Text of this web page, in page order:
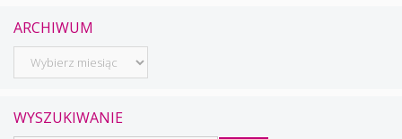
ARCHIWUM
Archiwum
WYSZUKIWANIE